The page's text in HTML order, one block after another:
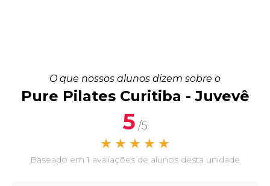
O que nossos alunos dizem sobre o
Pure Pilates Curitiba - Juvevê
5 /5
★ ★ ★ ★ ★
Baseado em 1 avaliações de alunos desta unidade